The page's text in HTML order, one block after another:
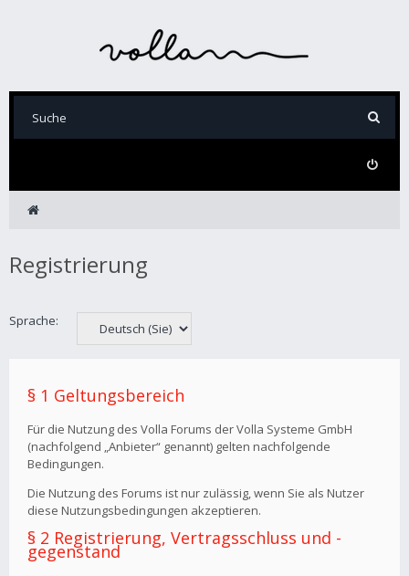
Registrierung
Sprache:
§ 1 Geltungsbereich
Für die Nutzung des Volla Forums der Volla Systeme GmbH
(nachfolgend „Anbieter“ genannt) gelten nachfolgende
Bedingungen.
Die Nutzung des Forums ist nur zulässig, wenn Sie als Nutzer
diese Nutzungsbedingungen akzeptieren.
§ 2 Registrierung, Vertragsschluss und -
gegenstand